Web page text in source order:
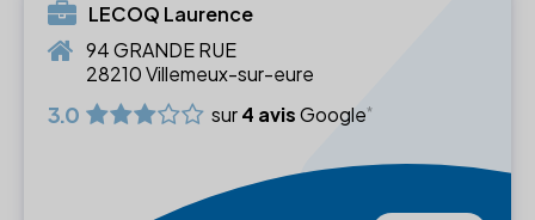
LECOQ Laurence
94 GRANDE RUE
28210 Villemeux-sur-eure
3.0 sur4 avisGoogle